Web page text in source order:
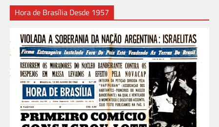
Hora de Brasília Desde 1957